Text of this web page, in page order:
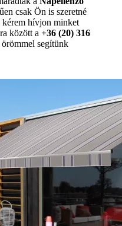
csak Ön is szeretné
kérem hívjon minket
között a +36 (20) 316
segítünk